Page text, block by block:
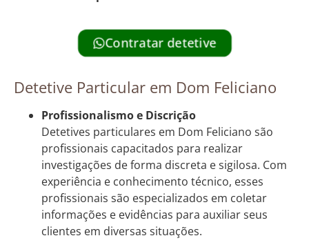
Contratar detetive
Detetive Particular em Dom Feliciano
Profissionalismo e Discrição
Detetives particulares em Dom Feliciano são
profissionais capacitados para realizar
investigações de forma discreta e sigilosa. Com
experiência e conhecimento técnico, esses
profissionais são especializados em coletar
informações e evidências para auxiliar seus
clientes em diversas situações.